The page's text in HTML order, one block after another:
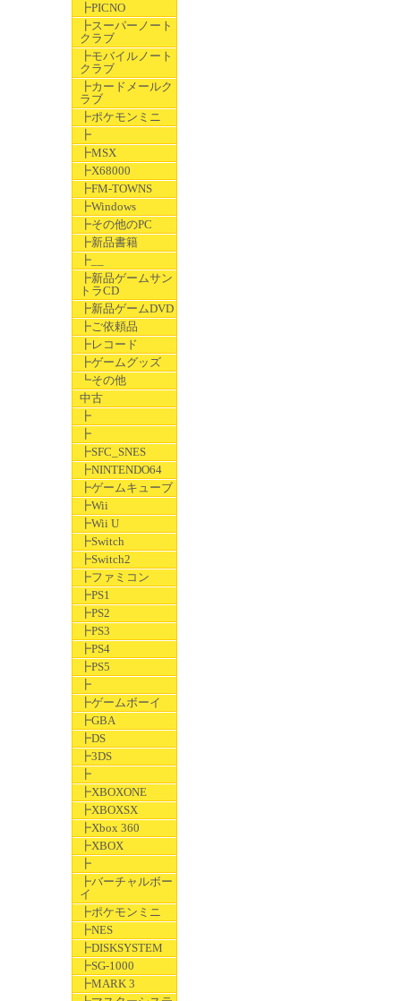
┣PICNO
┣スーパーノート
クラブ
┣モバイルノート
クラブ
┣カードメールク
ラブ
┣ポケモンミニ
┣
┣MSX
┣X68000
┣FM-TOWNS
┣Windows
┣その他のPC
┣新品書籍
┣__
┣新品ゲームサン
トラCD
┣新品ゲームDVD
┣ご依頼品
┣レコード
┣ゲームグッズ
┗その他
中古
┣
┣
┣SFC_SNES
┣NINTENDO64
┣ゲームキューブ
┣Wii
┣Wii U
┣Switch
┣Switch2
┣ファミコン
┣PS1
┣PS2
┣PS3
┣PS4
┣PS5
┣
┣ゲームボーイ
┣GBA
┣DS
┣3DS
┣
┣XBOXONE
┣XBOXSX
┣Xbox 360
┣XBOX
┣
┣バーチャルボー
イ
┣ポケモンミニ
┣NES
┣DISKSYSTEM
┣SG-1000
┣MARK 3